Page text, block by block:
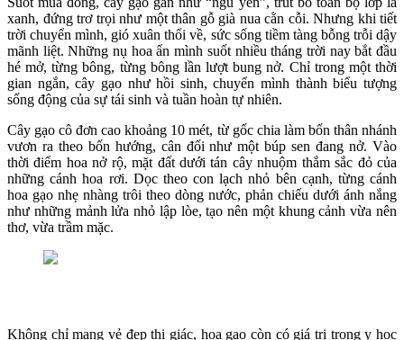
xanh, đứng trơ trọi như một thân gỗ già nua cằn cỗi. Nhưng khi tiết
trời chuyển mình, gió xuân thổi về, sức sống tiềm tàng bỗng trỗi dậy
mãnh liệt. Những nụ hoa ẩn mình suốt nhiều tháng trời nay bắt đầu
hé mở, từng bông, từng bông lần lượt bung nở. Chỉ trong một thời
gian ngắn, cây gạo như hồi sinh, chuyển mình thành biểu tượng
sống động của sự tái sinh và tuần hoàn tự nhiên.
Cây gạo cô đơn cao khoảng 10 mét, từ gốc chia làm bốn thân nhánh
vươn ra theo bốn hướng, cân đối như một búp sen đang nở. Vào
thời điểm hoa nở rộ, mặt đất dưới tán cây nhuộm thắm sắc đỏ của
những cánh hoa rơi. Dọc theo con lạch nhỏ bên cạnh, từng cánh
hoa gạo nhẹ nhàng trôi theo dòng nước, phản chiếu dưới ánh nắng
như những mảnh lửa nhỏ lập lòe, tạo nên một khung cảnh vừa nên
thơ, vừa trầm mặc.
Không chỉ mang vẻ đẹp thị giác, hoa gạo còn có giá trị trong y học